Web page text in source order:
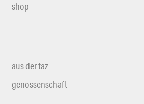
shop
aus der taz
genossenschaft